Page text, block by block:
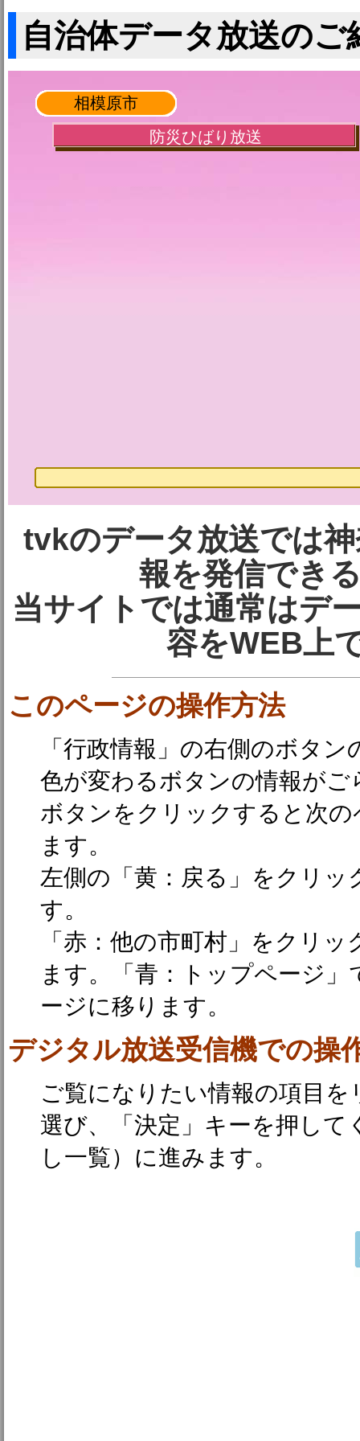
自治体データ放送のご
相模原市
防災ひばり放送
tvkのデータ放送では
報を発信でき
当サイトでは通常はデ
容をWEB上
このページの操作方法
「行政情報」の右側のボタ
色が変わるボタンの情報が
ボタンをクリックすると次
ます。
左側の「黄：戻る」をクリ
す。
「赤：他の市町村」をクリ
ます。「青：トップページ
ージに移ります。
デジタル放送受信機での操
ご覧になりたい情報の項目
選び、「決定」キーを押し
し一覧）に進みます。